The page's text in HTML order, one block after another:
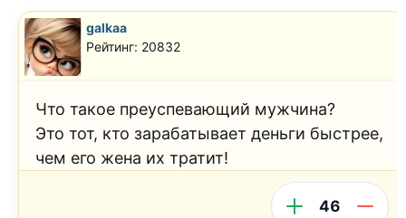
galkaa
Рейтинг: 20832
Что такое преуспевающий мужчина?
Это тот, кто зарабатывает деньги быстрее,
чем его жена их тратит!
46